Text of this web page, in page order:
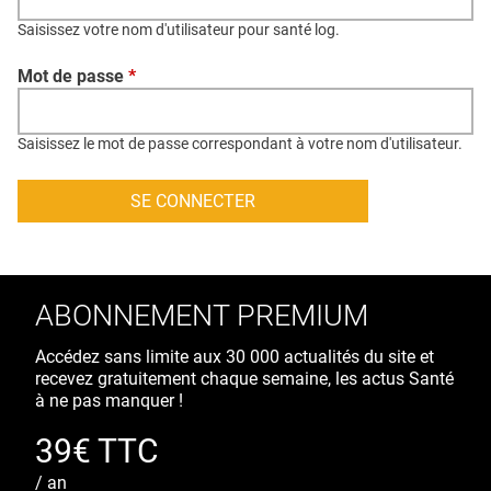
CONTACT
CRÉDITS
Saisissez votre nom d'utilisateur pour santé log.
Mot de passe *
Saisissez le mot de passe correspondant à votre nom d'utilisateur.
ABONNEMENT PREMIUM
Accédez sans limite aux 30 000 actualités du site et
recevez gratuitement chaque semaine, les actus Santé
à ne pas manquer !
39€ TTC
/ an